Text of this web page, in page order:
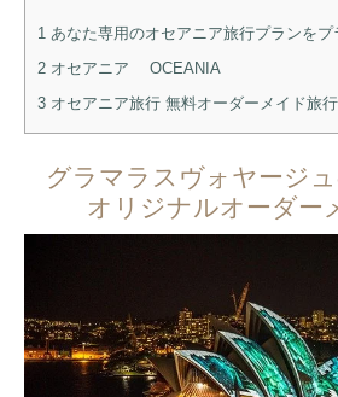
1 あなた専用のオセアニア旅行プランをプ
2 オセアニア OCEANIA
3 オセアニア旅行 無料オーダーメイド旅
グラマラスヴォヤージ
オリジナルオーダー